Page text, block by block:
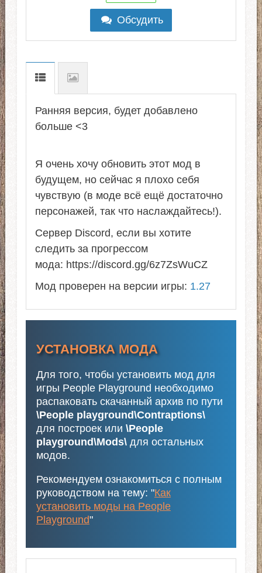
Обсудить
Ранняя версия, будет добавлено
больше <3
Я очень хочу обновить этот мод в
будущем, но сейчас я плохо себя
чувствую (в моде всё ещё достаточно
персонажей, так что наслаждайтесь!).
Сервер Discord, если вы хотите
следить за прогрессом
мода: https://discord.gg/6z7ZsWuCZ
Мод проверен на версии игры: 1.27
УСТАНОВКА МОДА
Для того, чтобы установить мод для
игры People Playground необходимо
распаковать скачанный архив по пути
\People playground\Contraptions\
для построек или \People
playground\Mods\для остальных
модов.
Рекомендуем ознакомиться с полным
руководством на тему: "Как
установить моды на People
Playground"